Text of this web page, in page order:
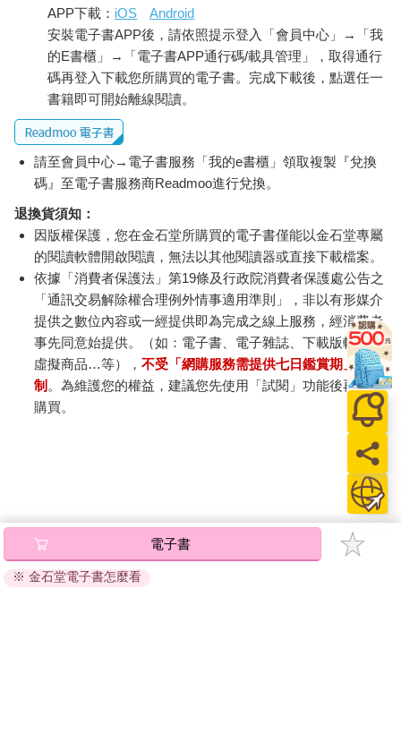
APP下載： iOS
Android
安裝電子書APP後，請依照提示登入「會員中心」→「我
的E書櫃」→「電子書APP通行碼/載具管理」，取得通行
碼再登入下載您所購買的電子書。完成下載後，點選任一
書籍即可開始離線閱讀。
請至會員中心→電子書服務「我的e書櫃」領取複製『兌換
碼』至電子書服務商Readmoo進行兌換。
退換貨須知：
因版權保護，您在金石堂所購買的電子書僅能以金石堂專屬
的閱讀軟體開啟閱讀，無法以其他閱讀器或直接下載檔案。
依據「消費者保護法」第19條及行政院消費者保護處公告之
「通訊交易解除權合理例外情事適用準則」，非以有形媒介
提供之數位內容或一經提供即為完成之線上服務，經消費者
事先同意始提供。（如：電子書、電子雜誌、下載版軟體、
虛擬商品…等），不受「網購服務需提供七日鑑賞期」的限
制 。為維護您的權益，建議您先使用「試閱」功能後再付款
購買。
電子書
※ 金石堂電子書怎麼看